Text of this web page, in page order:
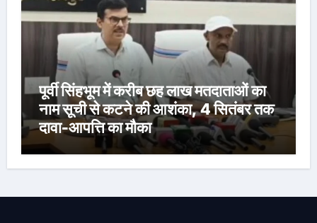
पूर्वी सिंहभूम में करीब छह लाख मतदाताओं का
नाम सूची से कटने की आशंका, 4 सितंबर तक
दावा-आपत्ति का मौका